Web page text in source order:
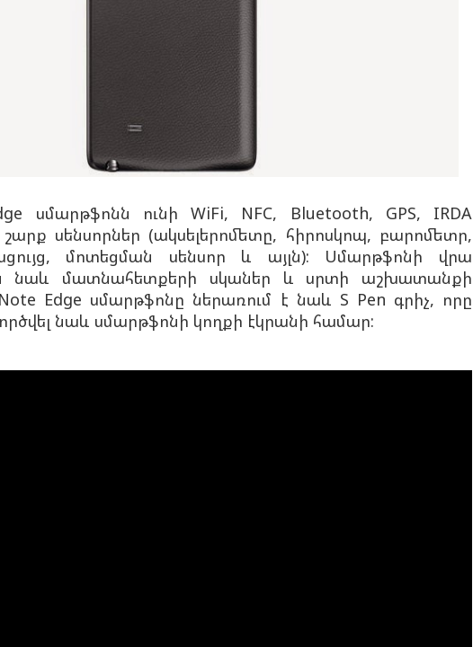
սմարթֆոնն ունի WiFi, NFC, Bluetooth, GPS, IRDA
շարք սենսորներ (ակսելերոմետը, հիրոսկոպ, բարոմետր,
մոտեցման սենսոր և այլն): Սմարթֆոնի վրա
նաև մատնահետքերի սկաներ և սրտի աշխատանքի
Edge սմարթֆոնը ներառում է նաև S Pen գրիչ, որը
նաև սմարթֆոնի կողքի էկրանի համար: